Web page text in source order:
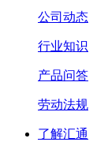
公司动态
行业知识
产品问答
劳动法规
了解汇通